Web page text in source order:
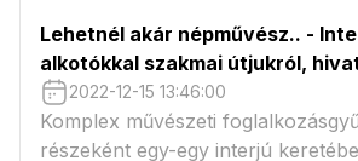
Lehetnél akár népművész.. -
alkotókkal szakmai útjukról,
Vidák Annamária nemezelő
2022-12-15 13:46:00
Komplex művészeti
részeként egy-egy interjú